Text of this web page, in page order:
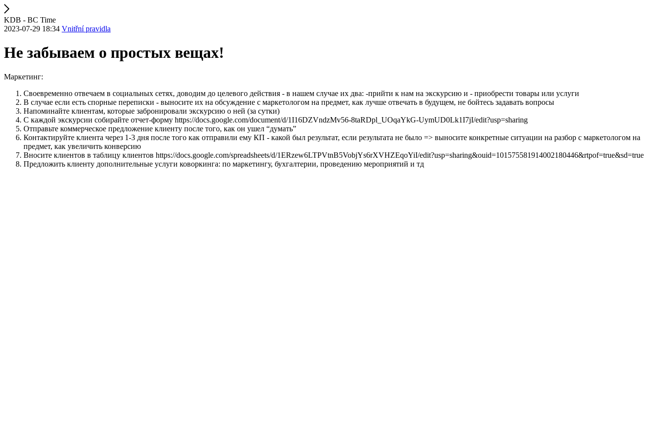
KDB - BC Time
2023-07-29 18:34 Vnitřní pravidla
Не забываем о простых вещах!
Маркетинг:
Своевременно отвечаем в социальных сетях, доводим до целевого действия - в нашем случае их два: -прийти к нам на экскурсию и - приобрести товары или услуги
В случае если есть спорные переписки - выносите их на обсуждение с маркетологом на предмет, как лучше отвечать в будущем, не бойтесь задавать вопросы
Напоминайте клиентам, которые забронировали экскурсию о ней (за сутки)
С каждой экскурсии собирайте отчет-форму https://docs.google.com/document/d/1I16DZVndzMv56-8taRDpl_UOqaYkG-UymUD0Lk1I7jI/edit?usp=sharing
Отправьте коммерческое предложение клиенту после того, как он ушел “думать”
Контактируйте клиента через 1-3 дня после того как отправили ему КП - какой был результат, если результата не было => выносите конкретные ситуации на разбор с маркетологом на
предмет, как увеличить конверсию
Вносите клиентов в таблицу клиентов https://docs.google.com/spreadsheets/d/1ERzew6LTPVtnB5VobjYs6rXVHZEqoYiI/edit?usp=sharing&ouid=101575581914002180446&rtpof=true&sd=true
Предложить клиенту дополнительные услуги коворкинга: по маркетингу, бухгалтерии, проведению мероприятий и тд